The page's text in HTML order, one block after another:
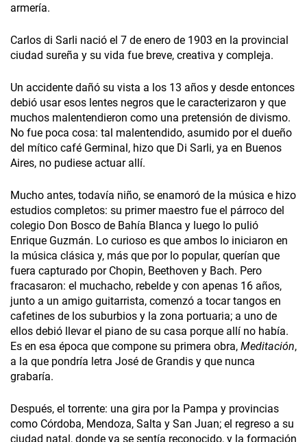
armería.
Carlos di Sarli nació el 7 de enero de 1903 en la provincial
ciudad sureña y su vida fue breve, creativa y compleja.
Un accidente dañó su vista a los 13 años y desde entonces
debió usar esos lentes negros que le caracterizaron y que
muchos malentendieron como una pretensión de divismo.
No fue poca cosa: tal malentendido, asumido por el dueño
del mítico café Germinal, hizo que Di Sarli, ya en Buenos
Aires, no pudiese actuar allí.
Mucho antes, todavía niño, se enamoró de la música e hizo
estudios completos: su primer maestro fue el párroco del
colegio Don Bosco de Bahía Blanca y luego lo pulió
Enrique Guzmán. Lo curioso es que ambos lo iniciaron en
la música clásica y, más que por lo popular, querían que
fuera capturado por Chopin, Beethoven y Bach. Pero
fracasaron: el muchacho, rebelde y con apenas 16 años,
junto a un amigo guitarrista, comenzó a tocar tangos en
cafetines de los suburbios y la zona portuaria; a uno de
ellos debió llevar el piano de su casa porque allí no había.
Es en esa época que compone su primera obra, Meditación,
a la que pondría letra José de Grandis y que nunca
grabaría.
Después, el torrente: una gira por la Pampa y provincias
como Córdoba, Mendoza, Salta y San Juan; el regreso a su
ciudad natal, donde ya se sentía reconocido, y la formación